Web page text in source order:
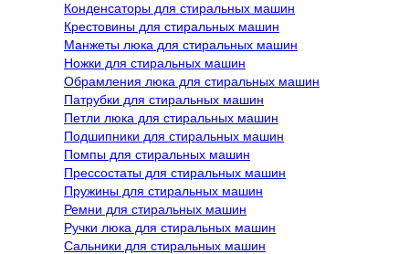
Конденсаторы для стиральных машин
Крестовины для стиральных машин
Манжеты люка для стиральных машин
Ножки для стиральных машин
Обрамления люка для стиральных машин
Патрубки для стиральных машин
Петли люка для стиральных машин
Подшипники для стиральных машин
Помпы для стиральных машин
Прессостаты для стиральных машин
Пружины для стиральных машин
Ремни для стиральных машин
Ручки люка для стиральных машин
Сальники для стиральных машин